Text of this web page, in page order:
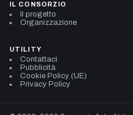
IL CONSORZIO
Il progetto
Organizzazione
UTILITY
Contattaci
Pubblicità
Cookie Policy (UE)
Privacy Policy